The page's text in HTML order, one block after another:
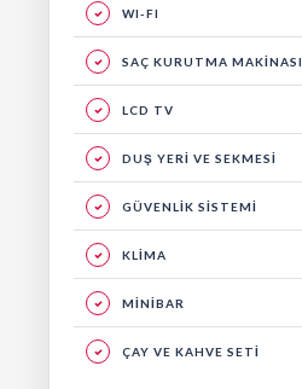
WI-FI
SAÇ KURUTMA MAKİNASI
LCD TV
DUŞ YERİ VE SEKMESİ
GÜVENLİK SİSTEMİ
KLİMA
MİNİBAR
ÇAY VE KAHVE SETİ